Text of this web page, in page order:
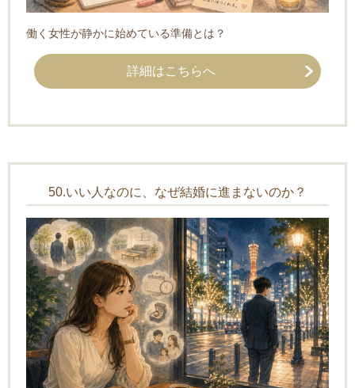
働く女性が静かに始めている準備とは？
詳細はこちらへ
50.いい人なのに、なぜ結婚に進まないのか？